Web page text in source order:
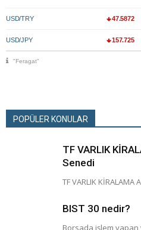
USD/TRY 47.5872
USD/JPY 157.725
"Feragat"
POPÜLER KONULAR
TF VARLIK
Senedi
TF VARLIK KİRALAMA
BIST 30 nedir?
Borsada işlem yapan